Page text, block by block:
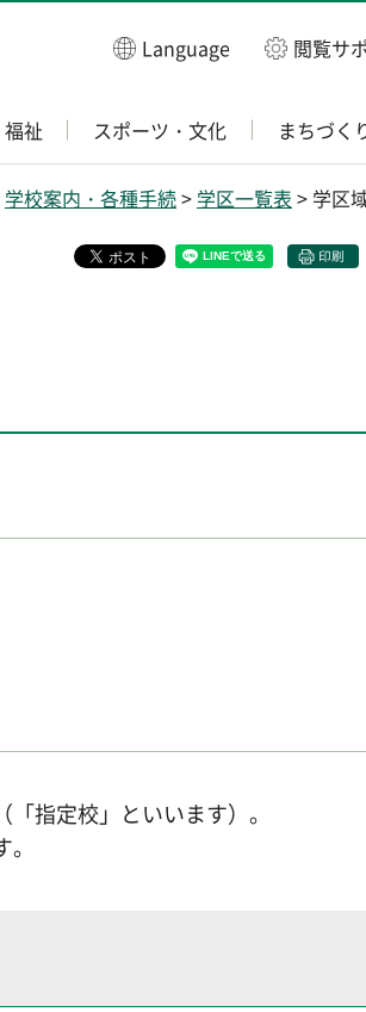
Language 閲覧サ
祉 スポーツ・文化 まちづく
学校案内・各種手続> 学区一覧表 > 学区
印刷
指定校」といいます）。